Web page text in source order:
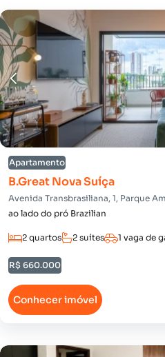
Apartamento
B.Great Nova Suíça
Avenida Transbrasiliana, 1, Parque
ao lado do pró Brazilian
2 quartos 2 suítes 1 vaga de
R$ 660.000
Conhecer imóvel